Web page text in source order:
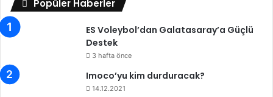
ş
e
h
r
B
a
a
l
ı
Popüler Haberler
ES Voleybol’dan Galatasaray’a Güçlü
Destek
3 hafta önce
Imoco’yu kim durduracak?
14.12.2021